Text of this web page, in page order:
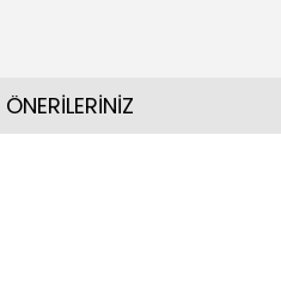
ÖNERİLERİNİZ